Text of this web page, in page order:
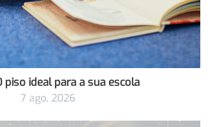
piso ideal para a sua escola
7 ago, 2026